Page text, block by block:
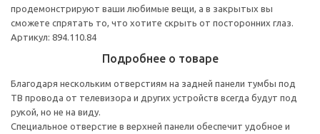
продемонстрируют ваши любимые вещи, а в закрытых вы
сможете спрятать то, что хотите скрыть от посторонних глаз.
Артикул: 894.110.84
Подробнее о товаре
Благодаря нескольким отверстиям на задней панели тумбы под
ТВ провода от телевизора и других устройств всегда будут под
рукой, но не на виду.
Специальное отверстие в верхней панели обеспечит удобное и